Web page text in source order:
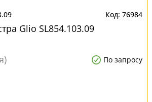
76984
Glio SL854.103.09
По запросу